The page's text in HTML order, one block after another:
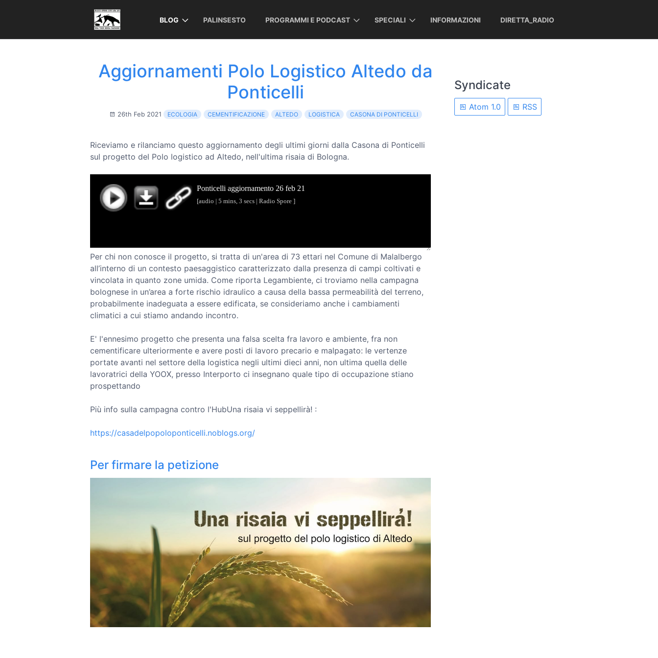
BLOG PALINSESTO PROGRAMMI E PODCAST SPECIALI INFORMAZIONI DIRETTA_RADIO
Aggiornamenti Polo Logistico Altedo da
Ponticelli
26th Feb 2021 ECOLOGIA CEMENTIFICAZIONE ALTEDO LOGISTICA CASONA DI PONTICELLI
Riceviamo e rilanciamo questo aggiornamento degli ultimi giorni dalla Casona di Ponticelli
sul progetto del Polo logistico ad Altedo, nell'ultima risaia di Bologna.
Per chi non conosce il progetto, si tratta di un'area di 73 ettari nel Comune di Malalbergo
all’interno di un contesto paesaggistico caratterizzato dalla presenza di campi coltivati e
vincolata in quanto zone umida. Come riporta Legambiente, ci troviamo nella campagna
bolognese in un’area a forte rischio idraulico a causa della bassa permeabilità del terreno,
probabilmente inadeguata a essere edificata, se consideriamo anche i cambiamenti
climatici a cui stiamo andando incontro.
E' l'ennesimo progetto che presenta una falsa scelta fra lavoro e ambiente, fra non
cementificare ulteriormente e avere posti di lavoro precario e malpagato: le vertenze
portate avanti nel settore della logistica negli ultimi dieci anni, non ultima quella delle
lavoratrici della YOOX, presso Interporto ci insegnano quale tipo di occupazione stiano
prospettando
Più info sulla campagna contro l'HubUna risaia vi seppellirà! :
https://casadelpopoloponticelli.noblogs.org/
Per firmare la petizione
Syndicate
Atom 1.0 RSS